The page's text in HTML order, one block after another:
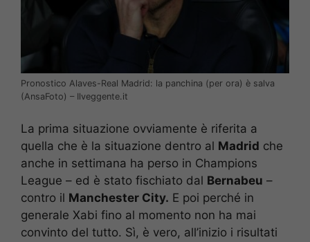
Pronostico Alaves-Real Madrid: la panchina (per ora) è salva
(AnsaFoto) – Ilveggente.it
La prima situazione ovviamente è riferita a
quella che è la situazione dentro al Madrid che
anche in settimana ha perso in Champions
League – ed è stato fischiato dal Bernabeu –
contro il Manchester City. E poi perché in
generale Xabi fino al momento non ha mai
convinto del tutto. Sì, è vero, all’inizio i risultati